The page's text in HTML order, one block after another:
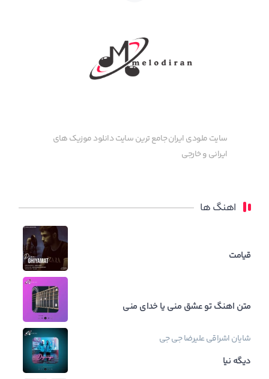
سایت ملودی ایران جامع ترین سایت دانلود موزیک های
ایرانی و خارجی
اهنگ ها
قیامت
متن اهنگ تو عشق منی یا خدای منی
شایان اشراقیعلیرضا جی جی
دیگه نیا